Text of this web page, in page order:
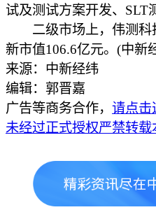
试及测试方案开发、SLT
二级市场上，伟测科
新市值106.6亿元。(中新
来源：中新经纬
编辑：郭晋嘉
广告等商务合作， 请点击
未经过正式授权严禁转